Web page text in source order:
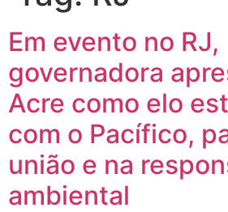
Em evento no RJ,
governadora
Acre como elo
com o Pacífico,
união e na
ambiental